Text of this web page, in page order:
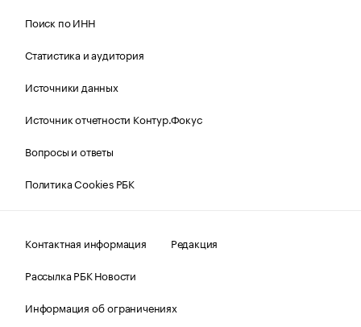
Поиск по ИНН
Статистика и аудитория
Источники данных
Источник отчетности Контур.Фокус
Вопросы и ответы
Политика Cookies РБК
Контактная информация
Редакция
Рассылка РБК Новости
Информация об ограничениях